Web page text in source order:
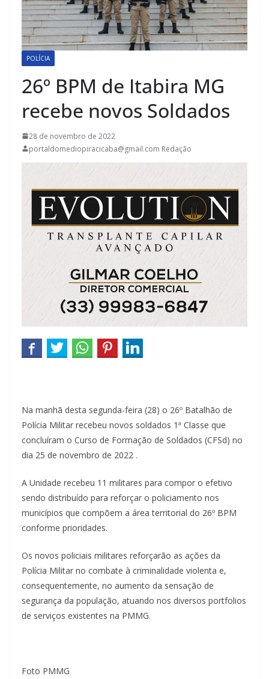
POLÍCIA
26º BPM de Itabira MG
recebe novos Soldados
28 de novembro de 2022
portaldomediopiracicaba@gmail.com Redação
Na manhã desta segunda-feira (28) o 26º Batalhão de
Polícia Militar recebeu novos soldados 1ª Classe que
concluíram o Curso de Formação de Soldados (CFSd) no
dia 25 de novembro de 2022 .
A Unidade recebeu 11 militares para compor o efetivo
sendo distribuído para reforçar o policiamento nos
municípios que compõem a área territorial do 26º BPM
conforme prioridades.
Os novos policiais militares reforçarão as ações da
Polícia Militar no combate à criminalidade violenta e,
consequentemente, no aumento da sensação de
segurança da população, atuando nos diversos portfolios
de serviços existentes na PMMG.
Foto PMMG